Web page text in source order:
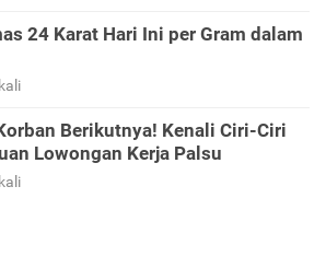
24 Karat Hari Ini per Gram dalam
Berikutnya! Kenali Ciri-Ciri
Lowongan Kerja Palsu